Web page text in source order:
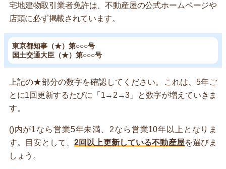
宅地建物取引業者免許は、不動産屋の公式ホームページや
店頭に必ず掲載されています。
東京都知事（★）第○○○号
国土交通大臣（★）第○○○号
上記の★部分の数字を確認してください。これは、5年ご
とに1回更新するたびに「1→2→3」と数字が増えていきま
す。
()内が1なら営業5年未満、2なら営業10年以上となりま
す。目安として、2回以上更新している不動産屋を選びま
しょう。